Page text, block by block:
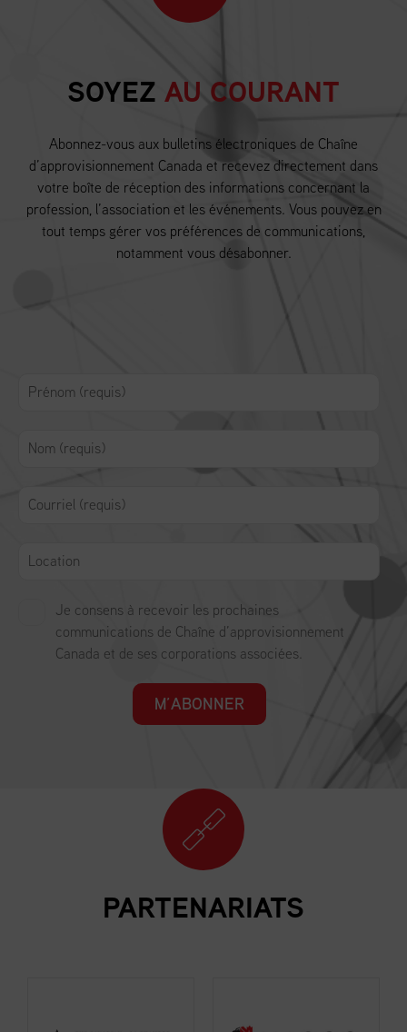
SOYEZ AU COURANT
Abonnez-vous aux bulletins électroniques de Chaîne
d’approvisionnement Canada et recevez directement dans
votre boîte de réception des informations concernant la
profession, l’association et les événements. Vous pouvez en
tout temps gérer vos préférences de communications,
notamment vous désabonner.
Je consens à recevoir les prochaines
communications de Chaîne d’approvisionnement
Canada et de ses corporations associées.
M’ABONNER
PARTENARIATS